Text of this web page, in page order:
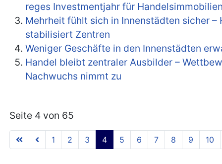
reges Investmentjahr für
Mehrheit fühlt sich in Innenstädten sicher –
stabilisiert Zentren
Weniger Geschäfte in den Innenstädten
Handel bleibt zentraler Ausbilder –
Nachwuchs nimmt zu
Seite 4 von 65
1 2 3 4 5 6 7 8 9 10